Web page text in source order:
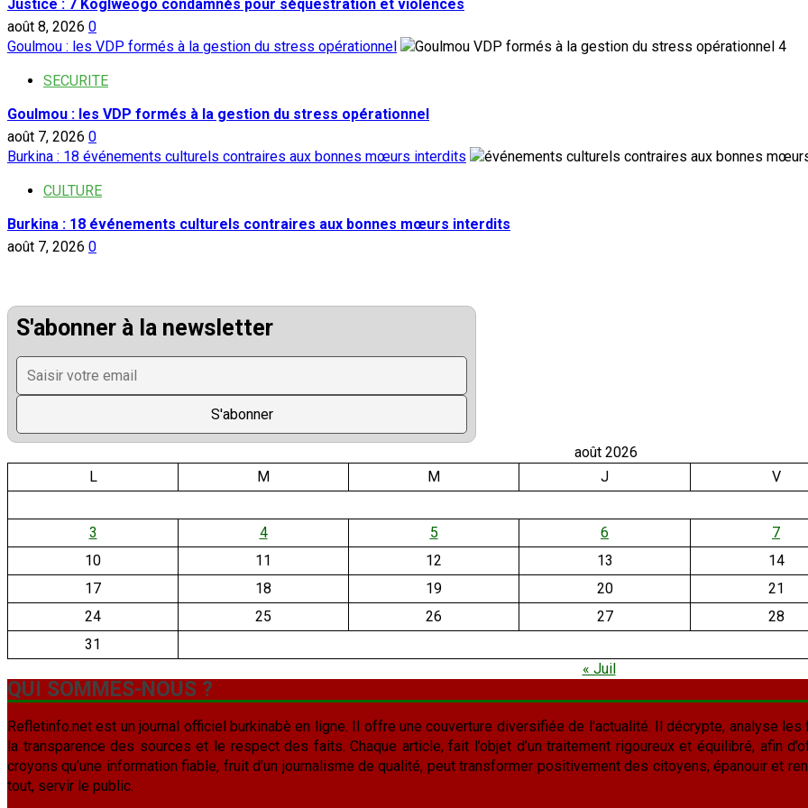
Justice : 7 Koglweogo condamnés pour séquestration et violences
août 8, 2026 0
Goulmou : les VDP formés à la gestion du stress opérationnel
4
SECURITE
Goulmou : les VDP formés à la gestion du stress opérationnel
août 7, 2026 0
Burkina : 18 événements culturels contraires aux bonnes mœurs interdits
CULTURE
Burkina : 18 événements culturels contraires aux bonnes mœurs interdits
août 7, 2026 0
S'abonner à la newsletter
août 2026
L
M M J V
3 4 5 6
7
10
11 12 13
14
17
18 19 20
21
24
25 26 27
28
31
« Juil
QUI SOMMES-NOUS ?
Refletinfo.net est un journal officiel burkinabè en ligne. Il offre une couverture diversifiée de l'actualité. Il décrypte, analyse
la transparence des sources et le respect des faits. Chaque article, fait l’objet d’un traitement rigoureux et équilibré, afin
croyons qu’une information fiable, fruit d’un journalisme de qualité, peut transformer positivement des citoyens, épanouir et
tout, servir le public.